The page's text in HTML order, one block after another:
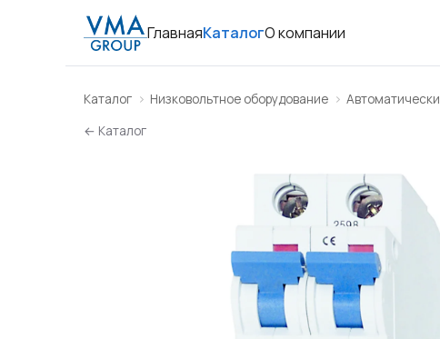
ГлавнаяКаталогО компании
Каталог Низковольтное оборудование
← Каталог